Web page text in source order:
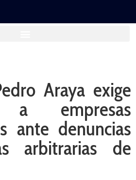
Araya exige
a empresas
ante denuncias
arbitrarias de